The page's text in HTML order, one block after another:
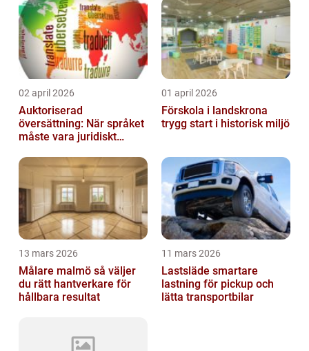
02 april 2026
Auktoriserad
översättning: När språket
måste vara juridiskt
01 april 2026
Förskola i landskrona
trygg start i historisk miljö
13 mars 2026
Målare malmö så väljer
du rätt hantverkare för
hållbara resultat
11 mars 2026
Lastsläde smartare
lastning för pickup och
lätta transportbilar